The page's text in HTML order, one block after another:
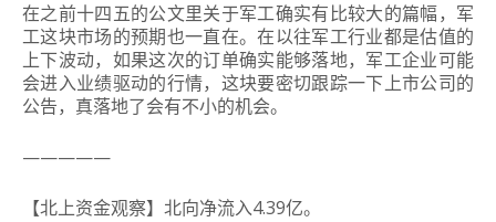
在之前十四五的公文里关于军工确实有比较大的篇幅，军
工这块市场的预期也一直在。在以往军工行业都是估值的
上下波动，如果这次的订单确实能够落地，军工企业可能
会进入业绩驱动的行情，这块要密切跟踪一下上市公司的
公告，真落地了会有不小的机会。
—————
【北上资金观察】北向净流入4.39亿。